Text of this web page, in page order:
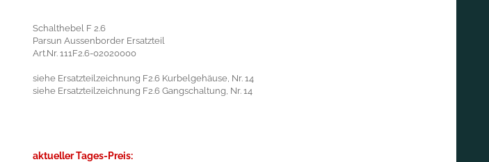
Schalthebel F 2.6
Parsun Aussenborder Ersatzteil
Art.Nr. 111F2.6-02020000
siehe Ersatzteilzeichnung F2.6 Kurbelgehäuse, Nr. 14
siehe Ersatzteilzeichnung F2.6 Gangschaltung, Nr. 14
aktueller Tages-Preis: